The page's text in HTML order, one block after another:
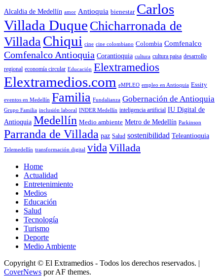
Alcaldia de Medellín amor Antioquia bienestar Carlos
Villada Duque Chicharronada de
Villada Chiqui cine cine colombiano Colombia Comfenalco
Comfenalco Antioquia Corantioquia cultura cultura paisa desarrollo
regional economía circular Educación Elextramedios
Elextramedios.com eMPLEO empleo en Antioquia Essity
eventos en Medellín Familia Fundalianza Gobernación de Antioquia
Grupo Familia inclusión laboral INDER Medellín inteligencia artificial IU Digital de
Antioquia Medellín Medio ambiente Metro de Medellín Parkinson
Parranda de Villada paz Salud sostenibilidad Teleantioquia
Telemedellín transformación digital vida Villada
Home
Actualidad
Entretenimiento
Medios
Educación
Salud
Tecnología
Turismo
Deporte
Medio Ambiente
Copyright © El Extramedios - Todos los derechos reservados. |
CoverNews por AF themes.